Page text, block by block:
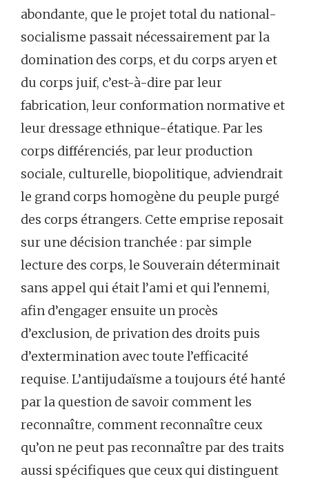
abondante, que le projet total du national-
socialisme passait nécessairement par la
domination des corps, et du corps aryen et
du corps juif, c’est-à-dire par leur
fabrication, leur conformation normative et
leur dressage ethnique-étatique. Par les
corps différenciés, par leur production
sociale, culturelle, biopolitique, adviendrait
le grand corps homogène du peuple purgé
des corps étrangers. Cette emprise reposait
sur une décision tranchée : par simple
lecture des corps, le Souverain déterminait
sans appel qui était l’ami et qui l’ennemi,
afin d’engager ensuite un procès
d’exclusion, de privation des droits puis
d’extermination avec toute l’efficacité
requise. L’antijudaïsme a toujours été hanté
par la question de savoir comment les
reconnaître, comment reconnaître ceux
qu’on ne peut pas reconnaître par des traits
aussi spécifiques que ceux qui distinguent